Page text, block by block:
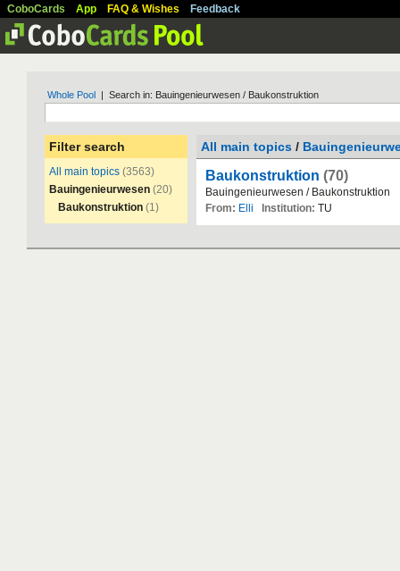
CoboCards App FAQ & Wishes Feedback
Whole Pool | Search in: Bauingenieurwesen / Baukonstruktion
Filter search
All main topics (3563)
Bauingenieurwesen (20)
Baukonstruktion (1)
All main topics /
Baukonstruktion (70)
Bauingenieurwesen / Baukonstruktion
From: Elli Institution: TU